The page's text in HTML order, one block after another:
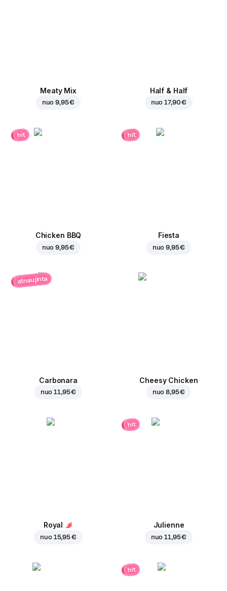
Meaty Mix
nuo9,95 €
Half & Half
nuo17,90 €
hit
Chicken BBQ
nuo9,95 €
hit
Fiesta
nuo9,95 €
atnaujinta
Carbonara
nuo11,95 €
Cheesy Chicken
nuo8,95 €
Royal
nuo 15,95 €
hit
Julienne
nuo11,95 €
hit